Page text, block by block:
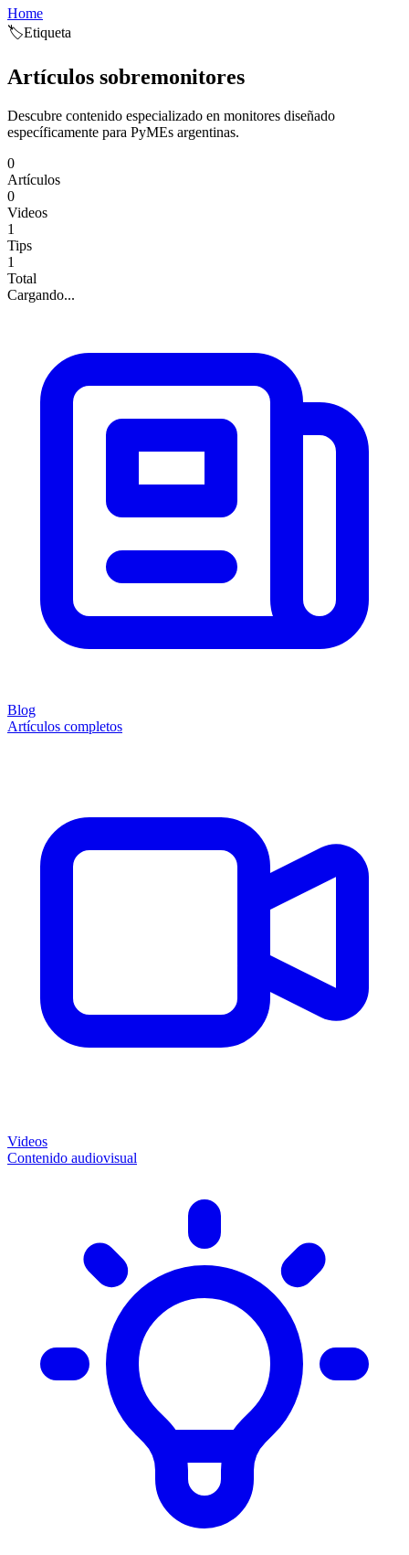
Home
🏷️Etiqueta
Artículos sobremonitores
Descubre contenido especializado en monitores diseñado
específicamente para PyMEs argentinas.
0
Artículos
0
Videos
1
Tips
1
Total
Cargando...
Blog
Artículos completos
Videos
Contenido audiovisual